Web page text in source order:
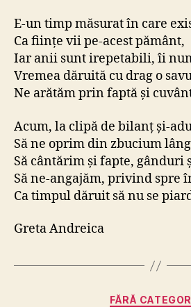
E-un timp măsurat în care
Ca ființe vii pe-acest pământ,
Iar anii sunt irepetabili, îi
Vremea dăruită cu drag o
Ne arătăm prin faptă și
Acum, la clipă de bilanț și-
Să ne oprim din zbucium
Să cântărim și fapte, gânduri
Să ne-angajăm, privind spre
Ca timpul dăruit să nu se
Greta Andreica
FĂRĂ